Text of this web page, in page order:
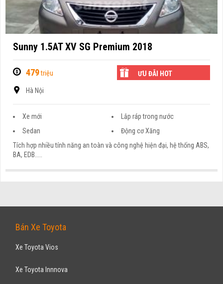
Sunny 1.5AT XV SG Premium 2018
479triệu ƯU ĐÃI HOT
Hà Nội
Xe mới
Lắp ráp trong nước
Sedan
Động cơ Xăng
Tích hợp nhiều tính năng an toàn và công nghệ hiện đại, hệ thống ABS,
BA, EDB.....
NISSAN